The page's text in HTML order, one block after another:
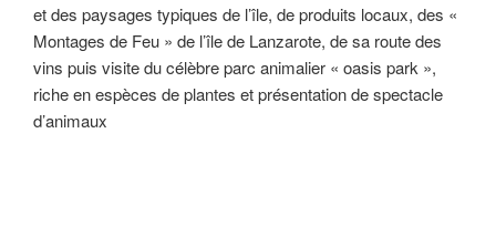
et des paysages typiques de l’île, de produits locaux, des «
Montages de Feu » de l’île de Lanzarote, de sa route des
vins puis visite du célèbre parc animalier « oasis park »,
riche en espèces de plantes et présentation de spectacle
d’animaux